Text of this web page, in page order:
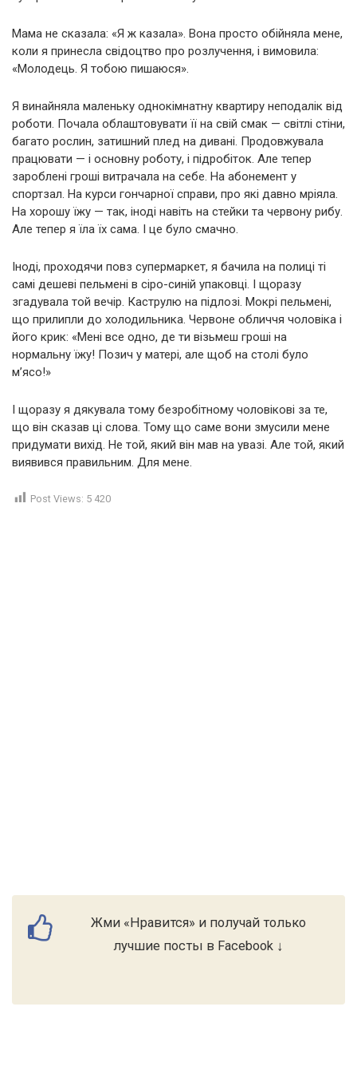
Мама не сказала: «Я ж казала». Вона просто обійняла мене,
коли я принесла свідоцтво про розлучення, і вимовила:
«Молодець. Я тобою пишаюся».
Я винайняла маленьку однокімнатну квартиру неподалік від
роботи. Почала облаштовувати її на свій смак — світлі стіни,
багато рослин, затишний плед на дивані. Продовжувала
працювати — і основну роботу, і підробіток. Але тепер
зароблені гроші витрачала на себе. На абонемент у
спортзал. На курси гончарної справи, про які давно мріяла.
На хорошу їжу — так, іноді навіть на стейки та червону рибу.
Але тепер я їла їх сама. І це було смачно.
Іноді, проходячи повз супермаркет, я бачила на полиці ті
самі дешеві пельмені в сіро-синій упаковці. І щоразу
згадувала той вечір. Каструлю на підлозі. Мокрі пельмені,
що прилипли до холодильника. Червоне обличчя чоловіка і
його крик: «Мені все одно, де ти візьмеш гроші на
нормальну їжу! Позич у матері, але щоб на столі було
м’ясо!»
І щоразу я дякувала тому безробітному чоловікові за те,
що він сказав ці слова. Тому що саме вони змусили мене
придумати вихід. Не той, який він мав на увазі. Але той, який
виявився правильним. Для мене.
Post Views: 5 420
Жми «Нравится» и получай только
лучшие посты в Facebook ↓